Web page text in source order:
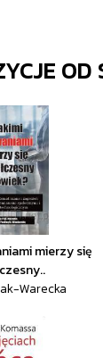
OD
mierzy się
Warecka